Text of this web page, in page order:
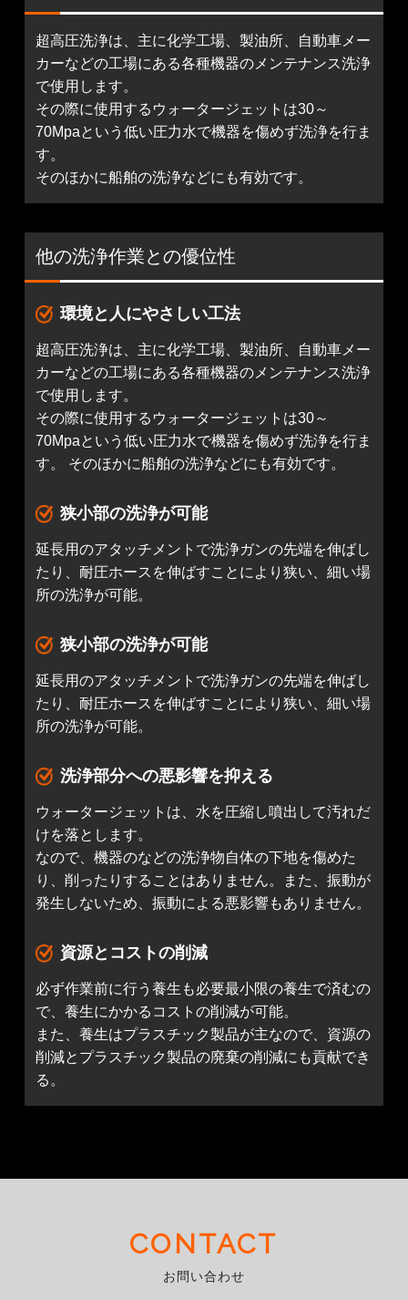
超高圧洗浄は、主に化学工場、製油所、自動車メー
カーなどの工場にある各種機器のメンテナンス洗浄
で使用します。
その際に使用するウォータージェットは30～
70Mpaという低い圧力水で機器を傷めず洗浄を行ま
す。
そのほかに船舶の洗浄などにも有効です。
他の洗浄作業との優位性
環境と人にやさしい工法
超高圧洗浄は、主に化学工場、製油所、自動車メー
カーなどの工場にある各種機器のメンテナンス洗浄
で使用します。
その際に使用するウォータージェットは30～
70Mpaという低い圧力水で機器を傷めず洗浄を行ま
す。 そのほかに船舶の洗浄などにも有効です。
狭小部の洗浄が可能
延長用のアタッチメントで洗浄ガンの先端を伸ばし
たり、耐圧ホースを伸ばすことにより狭い、細い場
所の洗浄が可能。
狭小部の洗浄が可能
延長用のアタッチメントで洗浄ガンの先端を伸ばし
たり、耐圧ホースを伸ばすことにより狭い、細い場
所の洗浄が可能。
洗浄部分への悪影響を抑える
ウォータージェットは、水を圧縮し噴出して汚れだ
けを落とします。
なので、機器のなどの洗浄物自体の下地を傷めた
り、削ったりすることはありません。また、振動が
発生しないため、振動による悪影響もありません。
資源とコストの削減
必ず作業前に行う養生も必要最小限の養生で済むの
で、養生にかかるコストの削減が可能。
また、養生はプラスチック製品が主なので、資源の
削減とプラスチック製品の廃棄の削減にも貢献でき
る。
CONTACT
お問い合わせ